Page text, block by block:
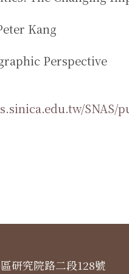
Kang
Perspective
SNAS/
研究院路二段128號